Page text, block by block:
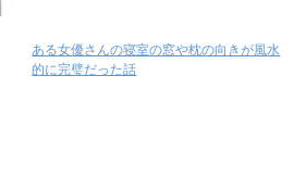
ある女優さんの寝室の窓や枕の向きが風水
的に完璧だった話